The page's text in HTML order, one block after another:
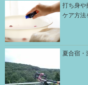
打ち身や
ケア方
夏合宿・